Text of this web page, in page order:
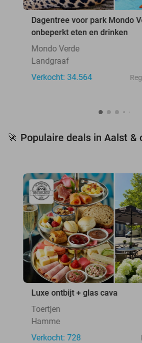
Dagentree voor park Mondo
onbeperkt eten en drinken
Mondo Verde
Landgraaf
Verkocht: 34.564
🚀 Populaire deals in Aalst &
Luxe ontbijt + glas cava
Toertjen
Hamme
Verkocht: 728